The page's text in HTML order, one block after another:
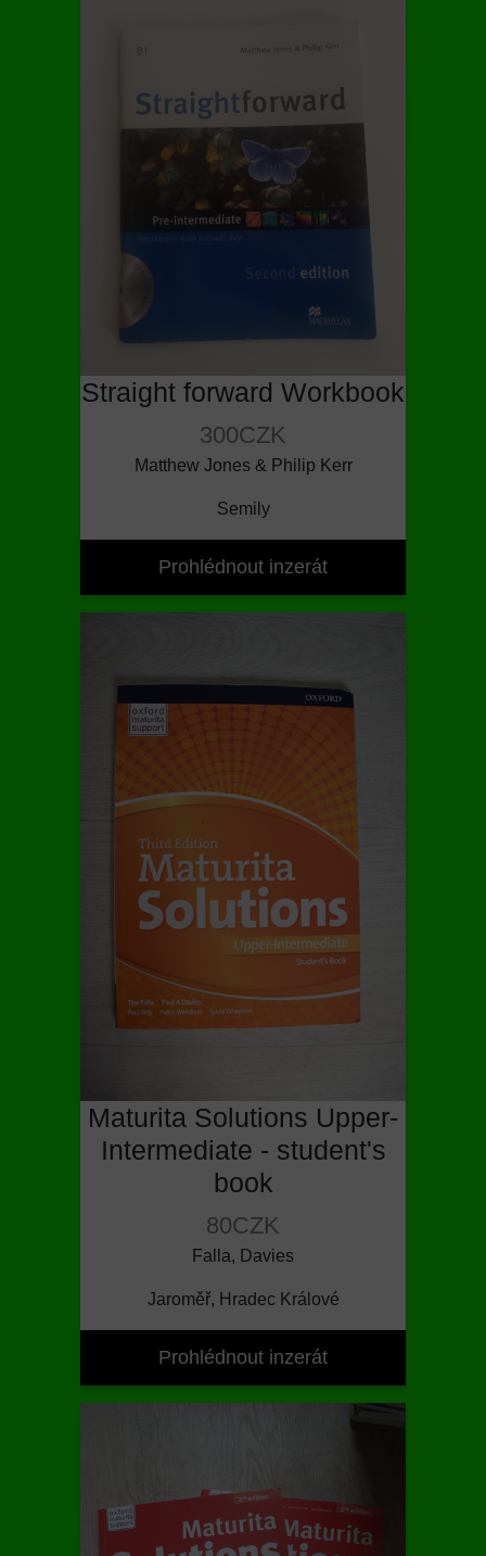
Straight forward Workbook
300CZK
Matthew Jones & Philip Kerr
Semily
Prohlédnout inzerát
Maturita Solutions Upper-
Intermediate - student's
book
80CZK
Falla, Davies
Jaroměř, Hradec Králové
Prohlédnout inzerát